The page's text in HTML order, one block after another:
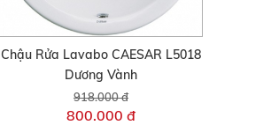
Chậu Rửa Lavabo CAESAR L5018
Dương Vành
918.000 đ
800.000 đ